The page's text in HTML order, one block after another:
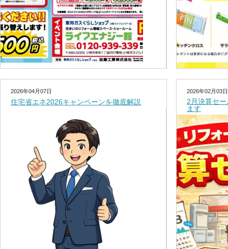
2026年04月07日
住宅省エネ2026キャンペーンを徹底解説
2026年02月03日
2月決算セ
ます